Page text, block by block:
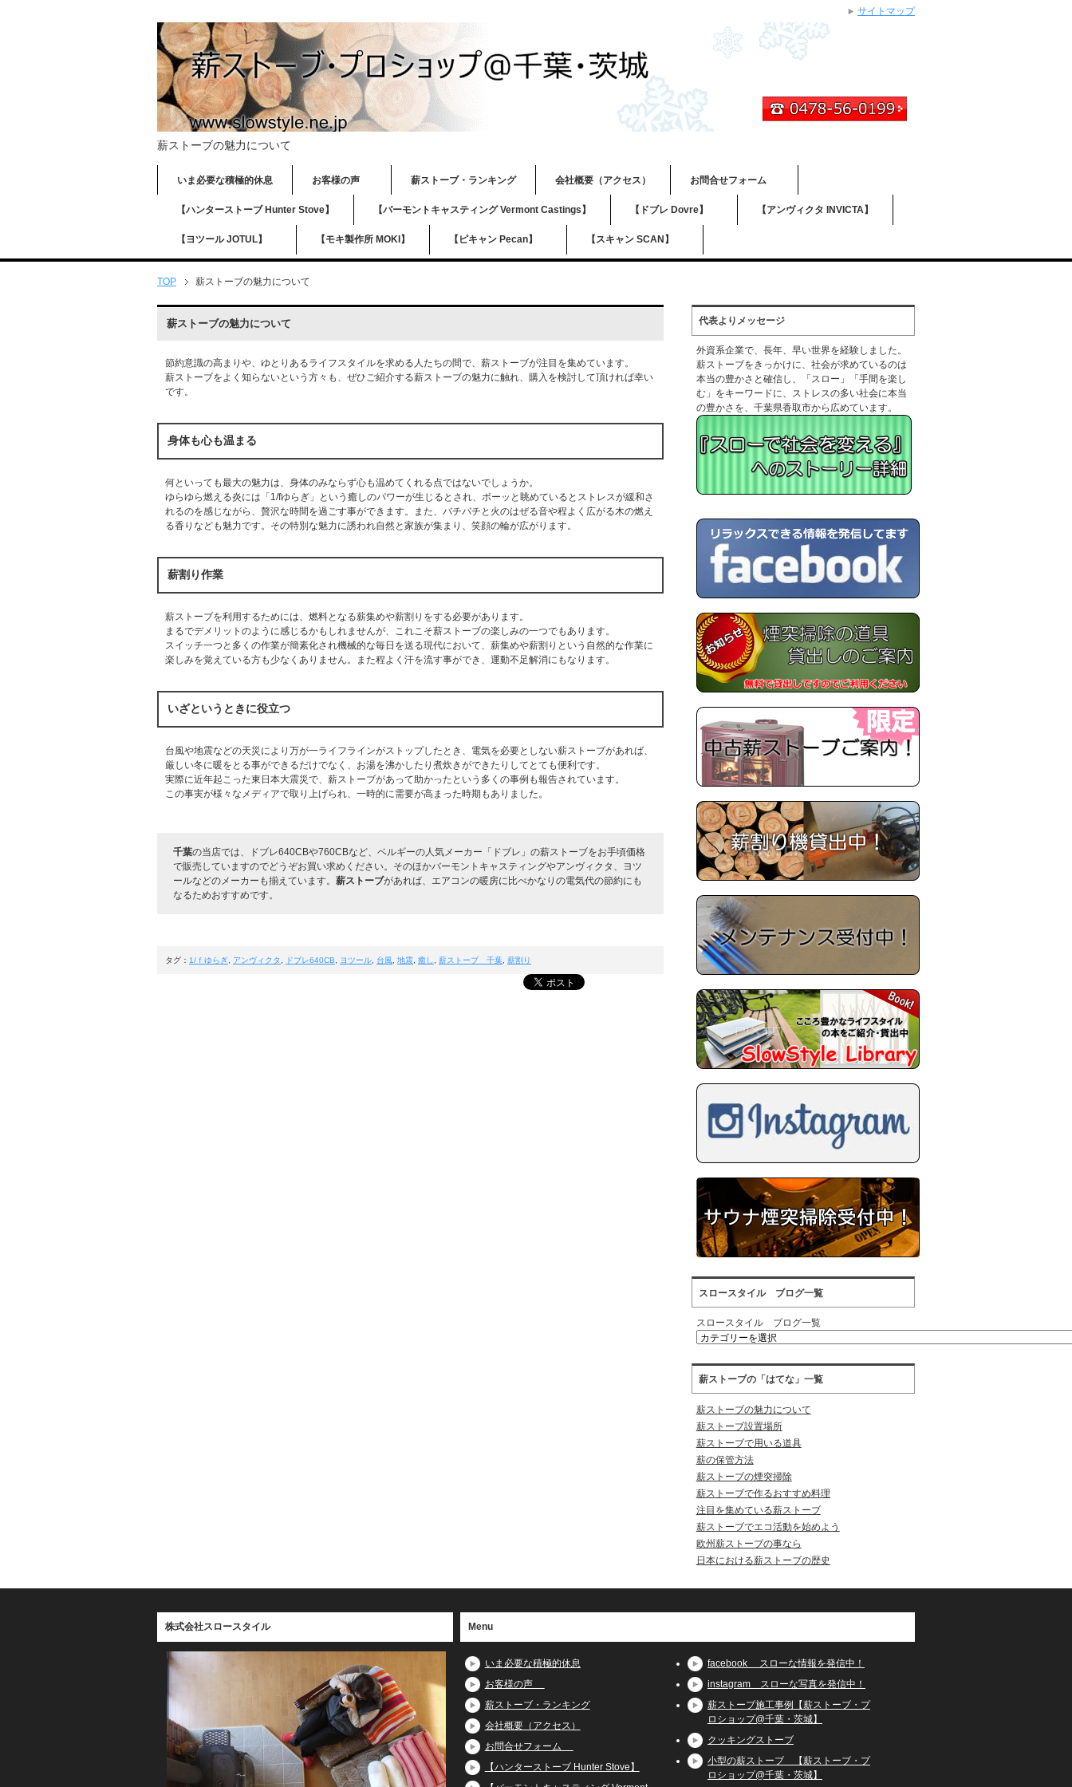
薪ストーブの魅力について
いま必要な積極的休息 お客様の声 薪ストーブ・ランキング 会社概要（アクセス） お問合せフォーム
【ハンターストーブ Hunter Stove】 【バーモントキャスティング Vermont Castings】 【ドブレ Dovre】 【アンヴィクタ INVICTA】
【ヨツール JOTUL】 【モキ製作所 MOKI】 【ピキャン Pecan】 【スキャン SCAN】
TOP 薪ストーブの魅力について
薪ストーブの魅力について
節約意識の高まりや、ゆとりあるライフスタイルを求める人たちの間で、薪ストーブが注目を集めています。
薪ストーブをよく知らないという方々も、ぜひご紹介する薪ストーブの魅力に触れ、購入を検討して頂ければ幸い
です。
身体も心も温まる
何といっても最大の魅力は、身体のみならず心も温めてくれる点ではないでしょうか。
ゆらゆら燃える炎には「1/fゆらぎ」という癒しのパワーが生じるとされ、ボーッと眺めているとストレスが緩和さ
れるのを感じながら、贅沢な時間を過ごす事ができます。また、バチバチと火のはぜる音や程よく広がる木の燃え
る香りなども魅力です。その特別な魅力に誘われ自然と家族が集まり、笑顔の輪が広がります。
薪割り作業
薪ストーブを利用するためには、燃料となる薪集めや薪割りをする必要があります。
まるでデメリットのように感じるかもしれませんが、これこそ薪ストーブの楽しみの一つでもあります。
スイッチ一つと多くの作業が簡素化され機械的な毎日を送る現代において、薪集めや薪割りという自然的な作業に
楽しみを覚えている方も少なくありません。また程よく汗を流す事ができ、運動不足解消にもなります。
いざというときに役立つ
台風や地震などの天災により万が一ライフラインがストップしたとき、電気を必要としない薪ストーブがあれば、
厳しい冬に暖をとる事ができるだけでなく、お湯を沸かしたり煮炊きができたりしてとても便利です。
実際に近年起こった東日本大震災で、薪ストーブがあって助かったという多くの事例も報告されています。
この事実が様々なメディアで取り上げられ、一時的に需要が高まった時期もありました。
千葉の当店では、ドブレ640CBや760CBなど、ベルギーの人気メーカー「ドブレ」の薪ストーブをお手頃価格
で販売していますのでどうぞお買い求めください。そのほかバーモントキャスティングやアンヴィクタ、ヨツ
ールなどのメーカーも揃えています。 薪ストーブがあれば、エアコンの暖房に比べかなりの電気代の節約にも
なるためおすすめです。
タグ： 1/ｆゆらぎ アンヴィクタ ドブレ640CB ヨツール 台風 地震 癒し 薪ストーブ 千葉 薪割り
代表よりメッセージ
外資系企業で、長年、早い世界を経験しました。
薪ストーブをきっかけに、社会が求めているのは
本当の豊かさと確信し、「スロー」「手間を楽し
む」をキーワードに、ストレスの多い社会に本当
の豊かさを、千葉県香取市から広めています。
スロースタイル ブログ一覧
スロースタイル ブログ一覧
薪ストーブの「はてな」一覧
薪ストーブの魅力について
薪ストーブ設置場所
薪ストーブで用いる道具
薪の保管方法
薪ストーブの煙突掃除
薪ストーブで作るおすすめ料理
注目を集めている薪ストーブ
薪ストーブでエコ活動を始めよう
欧州薪ストーブの事なら
日本における薪ストーブの歴史
株式会社スロースタイル Menu
いま必要な積極的休息
お客様の声
薪ストーブ・ランキング
会社概要（アクセス）
お問合せフォーム
【ハンターストーブ Hunter Stove】
facebook スローな情報を発信中！
instagram スローな写真を発信中！
薪ストーブ施工事例【薪ストーブ・プ
ロショップ@千葉・茨城】
クッキングストーブ
小型の薪ストーブ 【薪ストーブ・プ
ロショップ@千葉・茨城】
サイトマップ